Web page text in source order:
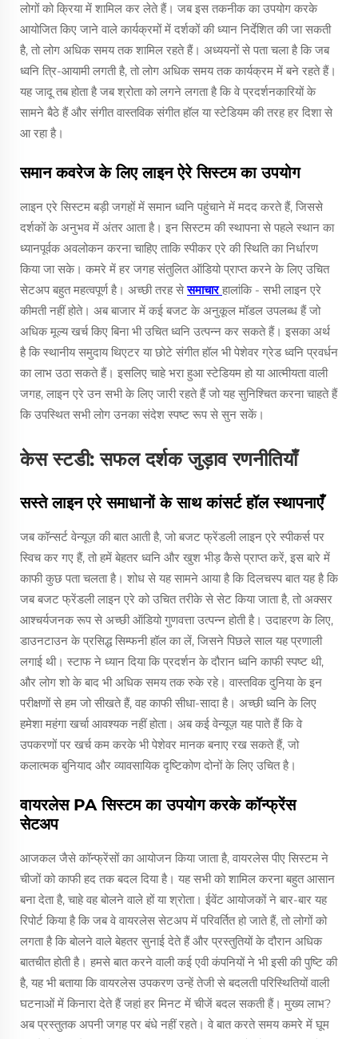
लोगों को क्रिया में शामिल कर लेते हैं। जब इस तकनीक का उपयोग करके
आयोजित किए जाने वाले कार्यक्रमों में दर्शकों की ध्यान निर्देशित की जा सकती
है, तो लोग अधिक समय तक शामिल रहते हैं। अध्ययनों से पता चला है कि जब
ध्वनि त्रि-आयामी लगती है, तो लोग अधिक समय तक कार्यक्रम में बने रहते हैं।
यह जादू तब होता है जब श्रोता को लगने लगता है कि वे प्रदर्शनकारियों के
सामने बैठे हैं और संगीत वास्तविक संगीत हॉल या स्टेडियम की तरह हर दिशा से
आ रहा है।
समान कवरेज के लिए लाइन ऐरे सिस्टम का उपयोग
लाइन एरे सिस्टम बड़ी जगहों में समान ध्वनि पहुंचाने में मदद करते हैं, जिससे
दर्शकों के अनुभव में अंतर आता है। इन सिस्टम की स्थापना से पहले स्थान का
ध्यानपूर्वक अवलोकन करना चाहिए ताकि स्पीकर एरे की स्थिति का निर्धारण
किया जा सके। कमरे में हर जगह संतुलित ऑडियो प्राप्त करने के लिए उचित
सेटअप बहुत महत्वपूर्ण है। अच्छी तरह सेसमाचारहालांकि - सभी लाइन एरे
कीमती नहीं होते। अब बाजार में कई बजट के अनुकूल मॉडल उपलब्ध हैं जो
अधिक मूल्य खर्च किए बिना भी उचित ध्वनि उत्पन्न कर सकते हैं। इसका अर्थ
है कि स्थानीय समुदाय थिएटर या छोटे संगीत हॉल भी पेशेवर ग्रेड ध्वनि प्रवर्धन
का लाभ उठा सकते हैं। इसलिए चाहे भरा हुआ स्टेडियम हो या आत्मीयता वाली
जगह, लाइन एरे उन सभी के लिए जारी रहते हैं जो यह सुनिश्चित करना चाहते हैं
कि उपस्थित सभी लोग उनका संदेश स्पष्ट रूप से सुन सकें।
केस स्टडी: सफल दर्शक जुड़ाव रणनीतियाँ
सस्ते लाइन एरे समाधानों के साथ कांसर्ट हॉल स्थापनाएँ
जब कॉन्सर्ट वेन्यूज़ की बात आती है, जो बजट फ्रेंडली लाइन एरे स्पीकर्स पर
स्विच कर गए हैं, तो हमें बेहतर ध्वनि और खुश भीड़ कैसे प्राप्त करें, इस बारे में
काफी कुछ पता चलता है। शोध से यह सामने आया है कि दिलचस्प बात यह है कि
जब बजट फ्रेंडली लाइन एरे को उचित तरीके से सेट किया जाता है, तो अक्सर
आश्चर्यजनक रूप से अच्छी ऑडियो गुणवत्ता उत्पन्न होती है। उदाहरण के लिए,
डाउनटाउन के प्रसिद्ध सिम्फनी हॉल का लें, जिसने पिछले साल यह प्रणाली
लगाई थी। स्टाफ ने ध्यान दिया कि प्रदर्शन के दौरान ध्वनि काफी स्पष्ट थी,
और लोग शो के बाद भी अधिक समय तक रुके रहे। वास्तविक दुनिया के इन
परीक्षणों से हम जो सीखते हैं, वह काफी सीधा-सादा है। अच्छी ध्वनि के लिए
हमेशा महंगा खर्चा आवश्यक नहीं होता। अब कई वेन्यूज़ यह पाते हैं कि वे
उपकरणों पर खर्च कम करके भी पेशेवर मानक बनाए रख सकते हैं, जो
कलात्मक बुनियाद और व्यावसायिक दृष्टिकोण दोनों के लिए उचित है।
वायरलेस PA सिस्टम का उपयोग करके कॉन्फ्रेंस
सेटअप
आजकल जैसे कॉन्फ्रेंसों का आयोजन किया जाता है, वायरलेस पीए सिस्टम ने
चीजों को काफी हद तक बदल दिया है। यह सभी को शामिल करना बहुत आसान
बना देता है, चाहे वह बोलने वाले हों या श्रोता। ईवेंट आयोजकों ने बार-बार यह
रिपोर्ट किया है कि जब वे वायरलेस सेटअप में परिवर्तित हो जाते हैं, तो लोगों को
लगता है कि बोलने वाले बेहतर सुनाई देते हैं और प्रस्तुतियों के दौरान अधिक
बातचीत होती है। हमसे बात करने वाली कई एवी कंपनियों ने भी इसी की पुष्टि की
है, यह भी बताया कि वायरलेस उपकरण उन्हें तेजी से बदलती परिस्थितियों वाली
घटनाओं में किनारा देते हैं जहां हर मिनट में चीजें बदल सकती हैं। मुख्य लाभ?
अब प्रस्तुतक अपनी जगह पर बंधे नहीं रहते। वे बात करते समय कमरे में घूम